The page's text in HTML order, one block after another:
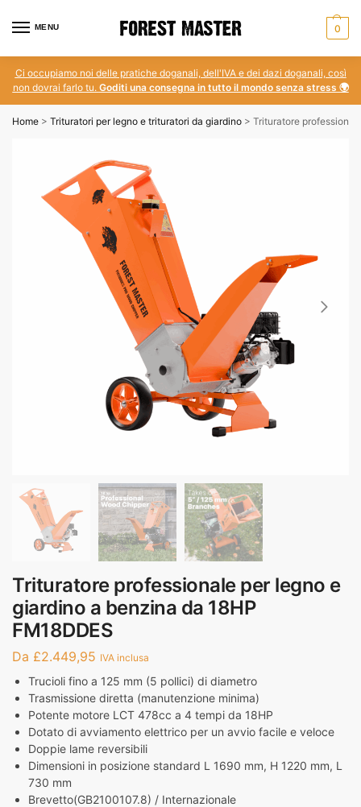
MENU 0
Ci occupiamo noi delle pratiche doganali, dell'IVA e dei dazi doganali, così
non dovrai farlo tu. Goditi una consegna in tutto il mondo senza stress 🌍
Home > Trituratori per legno e trituratori da giardino > Trituratore
Trituratore professionale per legno e
giardino a benzina da 18HP
FM18DDES
Da £2.449,95 IVA inclusa
Trucioli fino a 125 mm (5 pollici) di diametro
Trasmissione diretta (manutenzione minima)
Potente motore LCT 478cc a 4 tempi da 18HP
Dotato di avviamento elettrico per un avvio facile e veloce
Doppie lame reversibili
Dimensioni in posizione standard L 1690 mm, H 1220 mm, L
730 mm
Brevetto(GB2100107.8) / Internazionale